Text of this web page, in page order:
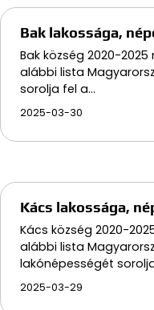
Bak lakossága,
Bak község 2020-
alábbi lista
sorolja fel a…
2025-03-30
Kács lakossága,
Kács község 2020-
alábbi lista
lakónépességét
2025-03-29